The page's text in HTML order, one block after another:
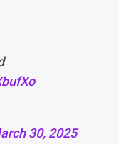
30, 2025